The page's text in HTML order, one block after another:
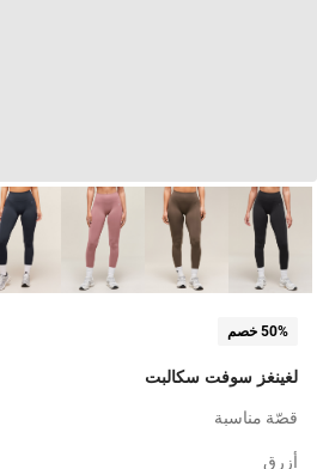
50% خصم
لغينغز سوفت سكالبت
قصّة مناسبة
أزرق